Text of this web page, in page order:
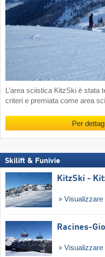
L’area sciistica KitzSki è stata
criteri e premiata come area
Per
Skilift & Funivie
KitzSki -
Visualizzare
Racines-
Visualizzare